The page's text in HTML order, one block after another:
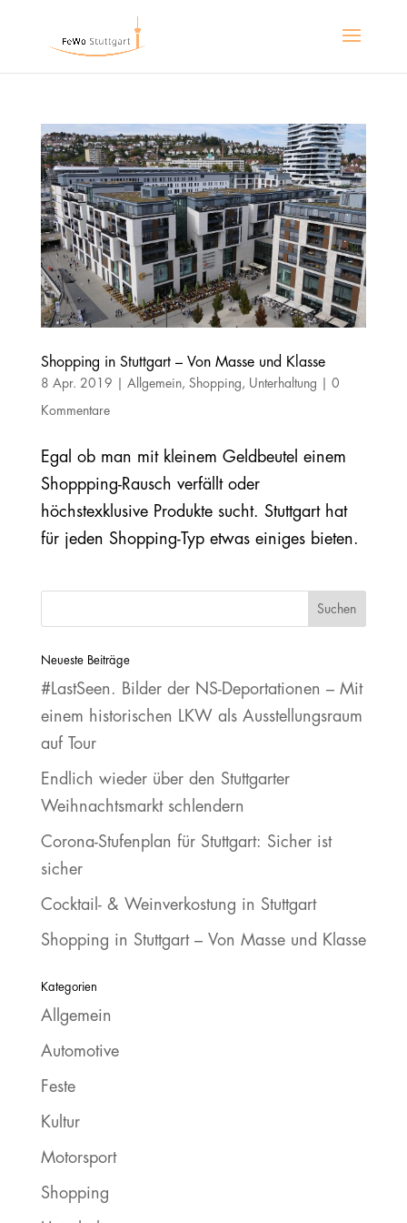
Shopping in Stuttgart – Von Masse und Klasse
8 Apr. 2019 Allgemein, Shopping , Unterhaltung 0
Kommentare
Egal ob man mit kleinem Geldbeutel einem
Shoppping-Rausch verfällt oder
höchstexklusive Produkte sucht. Stuttgart hat
für jeden Shopping-Typ etwas einiges bieten.
Neueste Beiträge
#LastSeen. Bilder der NS‐Deportationen – Mit
einem historischen LKW als Ausstellungsraum
auf Tour
Endlich wieder über den Stuttgarter
Weihnachtsmarkt schlendern
Corona-Stufenplan für Stuttgart: Sicher ist
sicher
Cocktail- & Weinverkostung in Stuttgart
Shopping in Stuttgart – Von Masse und Klasse
Kategorien
Allgemein
Automotive
Feste
Kultur
Motorsport
Shopping